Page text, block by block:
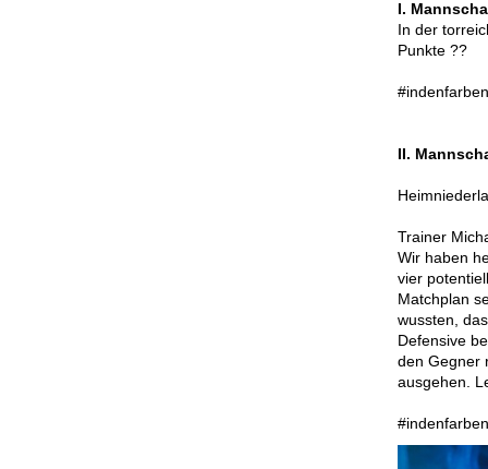
I.
In der
Punkte ??
II.
Trainer
Wir haben
vier
Matchplan
wussten,
Defensive
den Gegner
ausgehen.